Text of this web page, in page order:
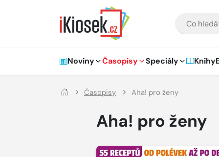
Hlavní navigace
Noviny Časopisy Speciály Knihy
Časopisy Aha! pro ženy
Aha! pro ženy